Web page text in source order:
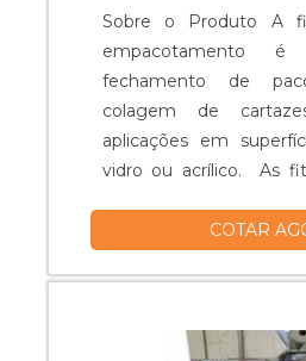
Sobre o Produto A
empacotamento é
fechamento de
colagem de
aplicações em
vidro ou acrílico. As
possuem alta adesão
característica
aplicada. De fácil
COTAR